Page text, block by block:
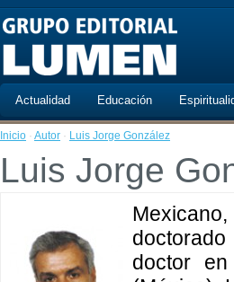
Actualidad Educación
Inicio · Autor · Luis Jorge González
Luis Jorge
doctor